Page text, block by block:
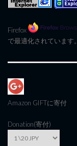
Firefox
で最適化されています。
Amazon GIFTに寄付
Donation(寄付)